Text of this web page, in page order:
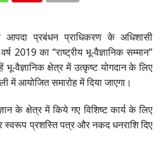
आपदा प्रबंधन प्राधिकरण के अधिशासी
2019 का “राष्ट्रीय भू-वैज्ञानिक सम्मान”
भू-वैज्ञानिक क्षेत्र में उत्कृष्ट योगदान के लिए
में आयोजित समारोह में दिया जाएगा।
के क्षेत्र में किये गए विशिष्ट कार्य के लिए
स्वरूप प्रशस्ति पत्र और नकद धनराशि दिए